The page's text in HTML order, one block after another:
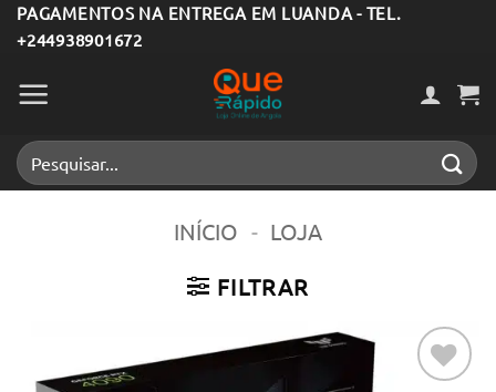
Skip
to
content
PAGAMENTOS NA ENTREGA EM LUANDA - TEL.
+244938901672
Pesquisar
por:
INÍCIO - LOJA
FILTRAR